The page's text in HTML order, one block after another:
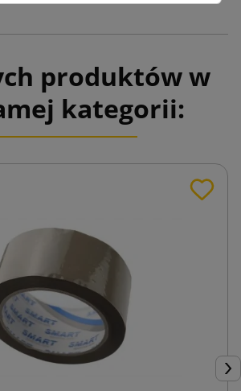
produktów w
kategorii: